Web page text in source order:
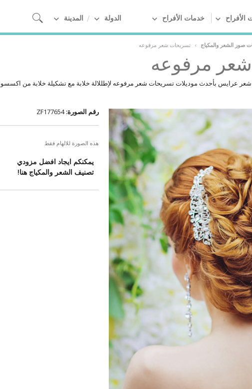
الأفراح خدمات الأفراح الدولة المدينة
صور الشعر والمكياج › تسريحات شعر مرفوعه
مرفوعه
عرايس بأحدث موديلات تسريحات شعر مرفوعه لإطللالة خلابة مع تشكيلة خلابة من
رقم الصورة:ZF177654
هذه الصورة للالهام فقط
يمكنكم ايجاد افضل مزودي
تصنيف الشعر والمكياج هنا!